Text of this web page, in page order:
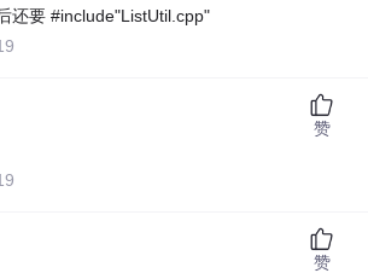
还要 #include"ListUtil.cpp"
赞
赞